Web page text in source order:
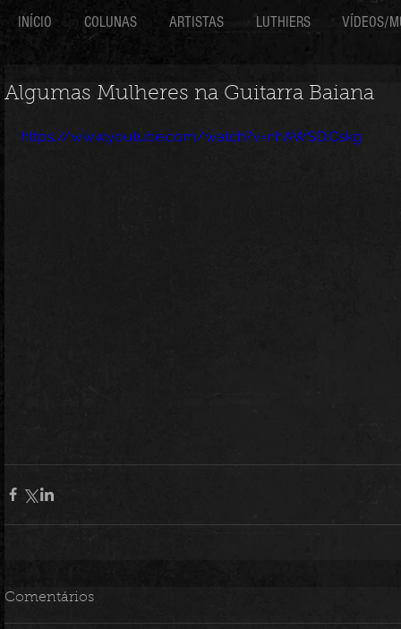
INÍCIO COLUNAS ARTISTAS LUTHIERS VÍDEOS/
Algumas Mulheres na Guitarra Baiana
https://www.youtube.com/watch?v=nhAWSDiCskg
Comentários